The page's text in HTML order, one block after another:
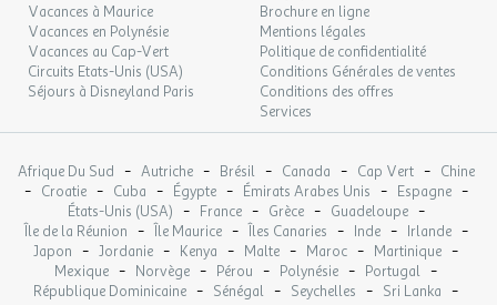
déjeuner inclus
Chambre Double dans un établissement adults only :
Espace séjour.
L'équipement comprend une baignoire à hydromassages, la
climatisation, une bouilloire, un coffre-fort, individuel, un mini-
bar, un sèche-cheveux et une télévision (avec chaînes nationales
et internationales).
Vacances à Maurice
Vacances en Polynésie
Vacances au Cap-Vert
Circuits Etats-Unis (USA)
Séjours à Disneyland Paris
Brochure en ligne
Mentions légales
Politique de confidentialité
Conditions Générales de ventes
Conditions des offres
Services
Afrique Du Sud - Autriche - Brésil - Canada - Cap Vert - Chine
- Croatie - Cuba - Égypte - Émirats Arabes Unis - Espagne -
États-Unis (USA) - France - Grèce - Guadeloupe -
Île de la Réunion - Île Maurice - Îles Canaries - Inde - Irlande -
Japon - Jordanie - Kenya - Malte - Maroc - Martinique -
Mexique - Norvège - Pérou - Polynésie - Portugal -
République Dominicaine - Sénégal - Seychelles - Sri Lanka -